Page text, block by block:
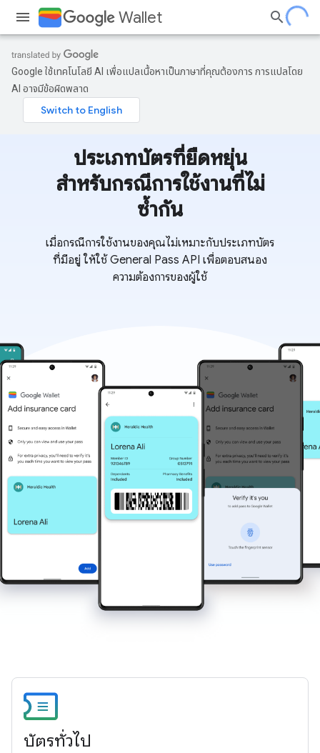
Wallet
Google ใช้เทคโนโลยี AI เพื่อแปลเนื้อหาเป็นภาษาที่คุณต้องการ การแปลโดย
AI อาจมีข้อผิดพลาด
ประเภทบัตรที่ยืดหยุ่น
สำหรับกรณีการใช้งานที่ไม่
ซ้ำกัน
เมื่อกรณีการใช้งานของคุณไม่เหมาะกับประเภทบัตร
ที่มีอยู่ ให้ใช้ General Pass API เพื่อตอบสนอง
ความต้องการของผู้ใช้
บัตรทั่วไป